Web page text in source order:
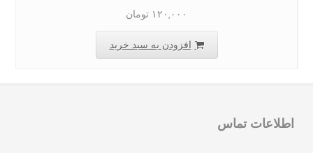
۱۲۰,۰۰۰ تومان
افزودن به سبد خرید
تماس